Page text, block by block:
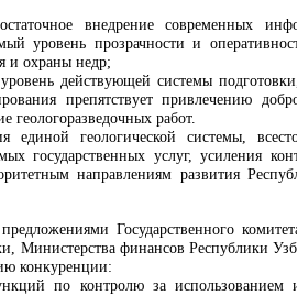
внедрение современных
уровень прозрачности и
и охраны недр;
действующей системы
препятствует привлечению
геологоразведочных работ.
единой геологической системы,
государственных услуг, усиления
направлениям развития
Государственного
Министерства финансов Республики
конкуренции:
по контролю за использованием